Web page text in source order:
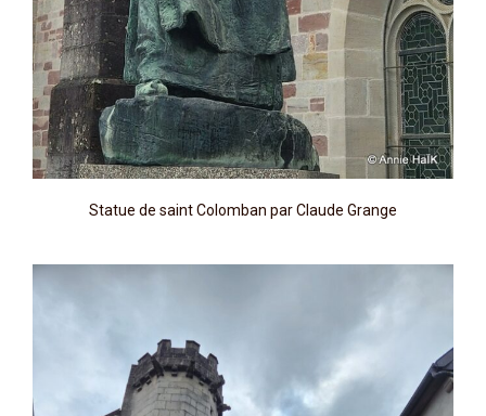
Statue de saint Colomban par Claude Grange